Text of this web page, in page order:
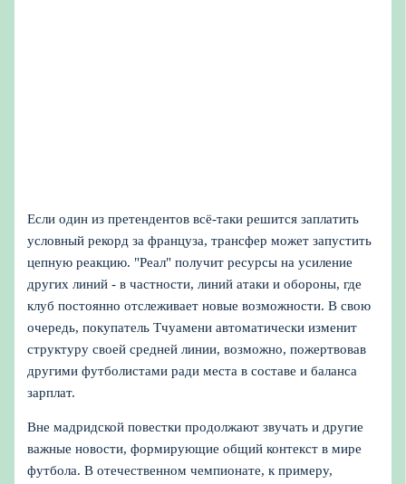
Если один из претендентов всё-таки решится заплатить
условный рекорд за француза, трансфер может запустить
цепную реакцию. "Реал" получит ресурсы на усиление
других линий - в частности, линий атаки и обороны, где
клуб постоянно отслеживает новые возможности. В свою
очередь, покупатель Тчуамени автоматически изменит
структуру своей средней линии, возможно, пожертвовав
другими футболистами ради места в составе и баланса
зарплат.
Вне мадридской повестки продолжают звучать и другие
важные новости, формирующие общий контекст в мире
футбола. В отечественном чемпионате, к примеру,